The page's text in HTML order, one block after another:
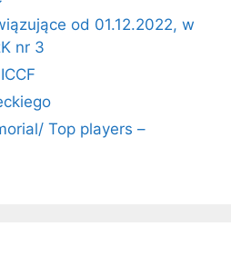
od 01.12.2022, w
nr 3
Top players –